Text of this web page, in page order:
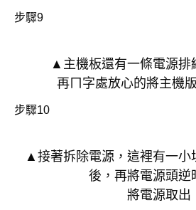
步驟9
▲主機板還有一條電源排
再ㄇ字處放心的將主機
步驟10
▲接著拆除電源，這裡有一小
後，再將電源頭逆
將電源取出